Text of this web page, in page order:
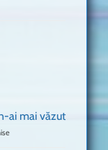
ai mai văzut